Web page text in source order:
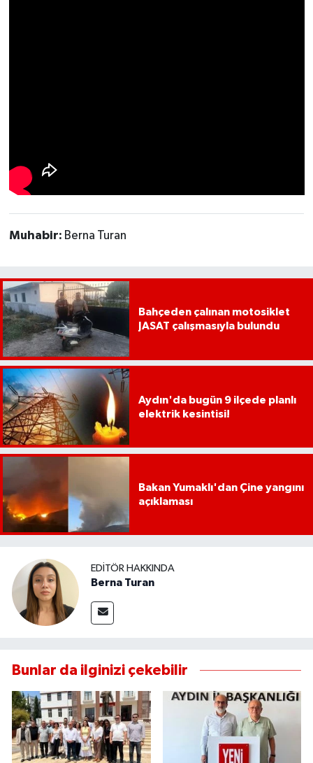
Muhabir: Berna Turan
Bahçeden çalınan motosiklet
JASAT çalışmasıyla bulundu
Aydın'da bugün 9 ilçede planlı
elektrik kesintisi!
Bakan Yumaklı'dan Çine yangını
açıklaması
EDITÖR HAKKINDA
Berna Turan
Bunlar da ilginizi çekebilir